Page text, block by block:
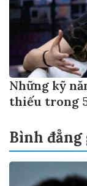
Những kỹ
thiếu trong
Bình đẳng